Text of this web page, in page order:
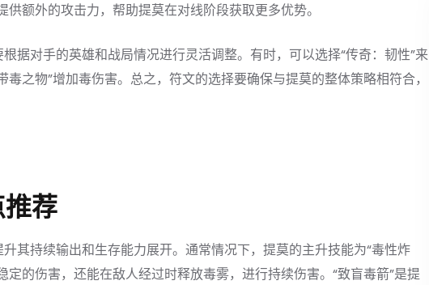
供额外的攻击力，帮助提莫在对线阶段获取更多优势。
据对手的英雄和战局情况进行灵活调整。有时，可以选择“传奇：韧性”来
毒之物”增加毒伤害。总之，符文的选择要确保与提莫的整体策略相符合，
荐
其持续输出和生存能力展开。通常情况下，提莫的主升技能为“毒性炸
定的伤害，还能在敌人经过时释放毒雾，进行持续伤害。“致盲毒箭”是提